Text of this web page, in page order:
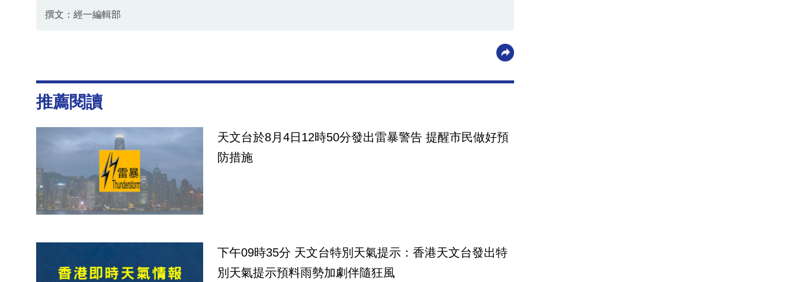
撰文：經一編輯部
推薦閱讀
天文台於8月4日12時50分發出雷暴警告 提醒市民做好預
防措施
下午09時35分 天文台特別天氣提示：香港天文台發出特
別天氣提示預料雨勢加劇伴隨狂風